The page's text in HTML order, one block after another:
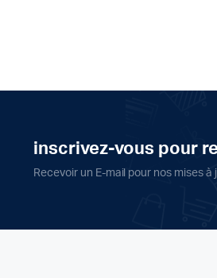
inscrivez-vous pour
Recevoir un E-mail pour nos mises à